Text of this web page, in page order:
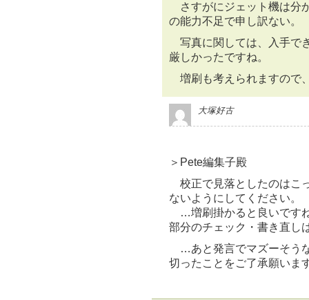
さすがにジェット機は分
の能力不足で申し訳ない。
写真に関しては、入手で
厳しかったですね。
増刷も考えられますので
大塚好古
＞Pete編集子殿
校正で見落としたのはこ
ないようにしてください。
…増刷掛かると良いです
部分のチェック・書き直
…あと発言でマズーそう
切ったことをご了承願いま